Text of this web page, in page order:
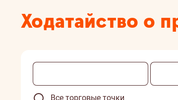
Ходатайство о
Все торговые точки